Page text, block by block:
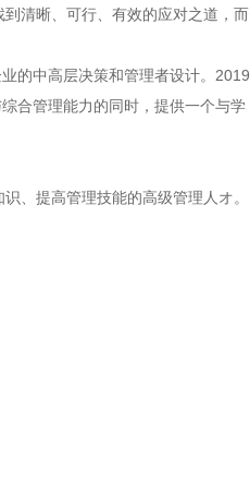
清晰、可行、有效的应对之道，而
的中高层决策和管理者设计。2019
合管理能力的同时，提供一个与学
、提高管理技能的高级管理人オ。